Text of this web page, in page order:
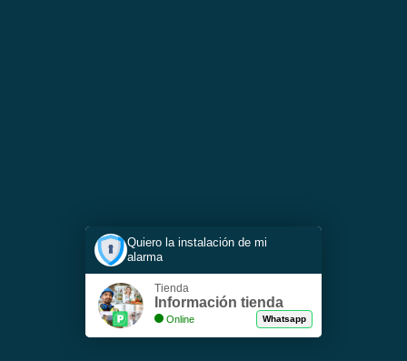
Quiero la instalación de mi
alarma
Tienda
Información tienda
Online Whatsapp